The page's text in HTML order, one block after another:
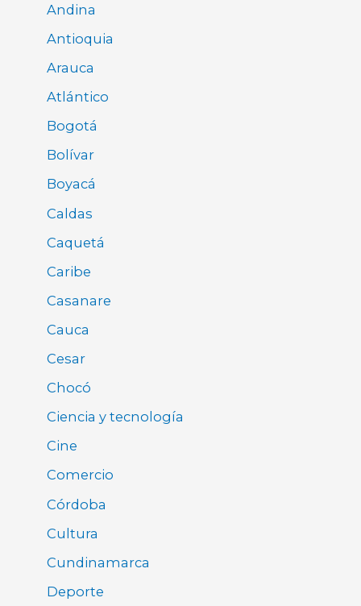
Andina
Antioquia
Arauca
Atlántico
Bogotá
Bolívar
Boyacá
Caldas
Caquetá
Caribe
Casanare
Cauca
Cesar
Chocó
Ciencia y tecnología
Cine
Comercio
Córdoba
Cultura
Cundinamarca
Deporte